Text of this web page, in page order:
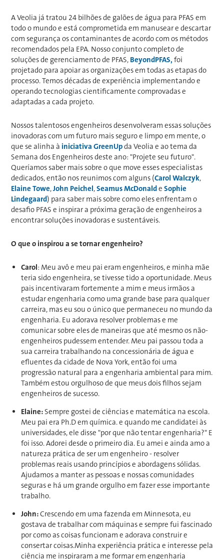
A Veolia já tratou 24 bilhões de galões de água para PFAS em
todo o mundo e está comprometida em manusear e descartar
com segurança os contaminantes de acordo com os métodos
recomendados pela EPA. Nosso conjunto completo de
soluções de gerenciamento de PFAS, BeyondPFAS, foi
projetado para apoiar as organizações em todas as etapas do
processo. Temos décadas de experiência implementando e
operando tecnologias cientificamente comprovadas e
adaptadas a cada projeto.
Nossos talentosos engenheiros desenvolveram essas soluções
inovadoras com um futuro mais seguro e limpo em mente, o
que se alinha à iniciativa GreenUpda Veolia e ao tema da
Semana dos Engenheiros deste ano: "Projete seu futuro".
Queríamos saber mais sobre o que move esses especialistas
dedicados, então nos reunimos com alguns (Carol Walczyk,
Elaine Towe,John Peichel,Seamus McDonalde Sophie
Lindegaard) para saber mais sobre como eles enfrentam o
desafio PFAS e inspirar a próxima geração de engenheiros a
encontrar soluções inovadoras e sustentáveis.
O que o inspirou a se tornar engenheiro?
Carol: Meu avô e meu pai eram engenheiros, e minha mãe
teria sido engenheira, se tivesse tido a oportunidade. Meus
pais incentivaram fortemente a mim e meus irmãos a
estudar engenharia como uma grande base para qualquer
carreira, mas eu sou o único que permaneceu no mundo da
engenharia. Eu adorava resolver problemas e me
comunicar sobre eles de maneiras que até mesmo os não-
engenheiros pudessem entender. Meu pai passou toda a
sua carreira trabalhando na concessionária de água e
efluentes da cidade de Nova York, então foi uma
progressão natural para a engenharia ambiental para mim.
Também estou orgulhoso de que meus dois filhos sejam
engenheiros de sucesso.
Elaine:Sempre gostei de ciências e matemática na escola.
Meu pai era Ph.D em química. e quando me candidatei às
universidades, ele disse "por que não tentar engenharia?" E
foi isso. Adorei desde o primeiro dia. Eu amei e ainda amo a
natureza prática de ser um engenheiro - resolver
problemas reais usando princípios e abordagens sólidas.
Ajudamos a manter as pessoas e nossas comunidades
seguras e há um grande orgulho em fazer esse importante
trabalho.
John:Crescendo em uma fazenda em Minnesota, eu
gostava de trabalhar com máquinas e sempre fui fascinado
por como as coisas funcionam e adorava construir e
consertar coisas.Minha experiência prática e interesse pela
ciência me inspiraram a me formar em engenharia